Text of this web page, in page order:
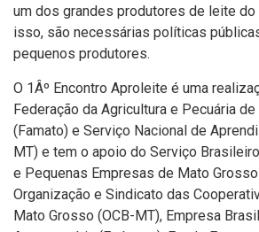
um dos grandes produtores de leite do
isso, são necessárias polí­ticas
pequenos produtores.
O 1Âº Encontro Aproleite é uma
Federação da Agricultura e Pecuária
(Famato) e Serviço Nacional de
MT) e tem o apoio do Serviço
e Pequenas Empresas de Mato
Organização e Sindicato das
Mato Grosso (OCB-MT), Empresa